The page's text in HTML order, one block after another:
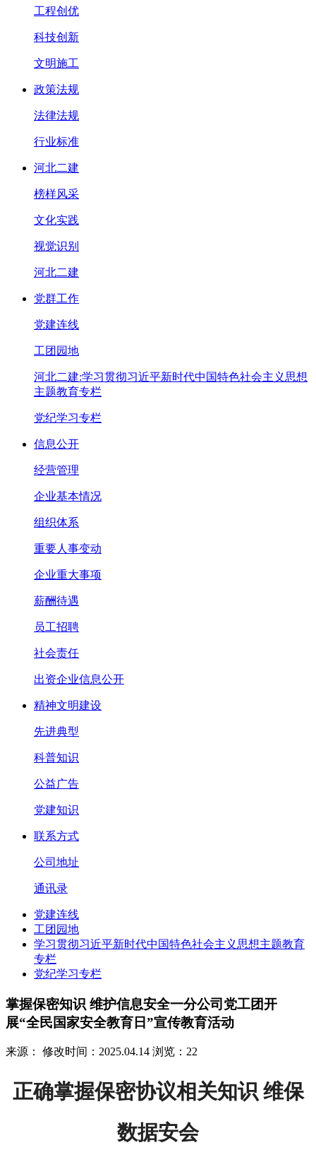
工程创优
科技创新
文明施工
政策法规
法律法规
行业标准
河北二建
榜样风采
文化实践
视觉识别
河北二建
党群工作
党建连线
工团园地
河北二建:学习贯彻习近平新时代中国特色社会主义思想
主题教育专栏
党纪学习专栏
信息公开
经营管理
企业基本情况
组织体系
重要人事变动
企业重大事项
薪酬待遇
员工招聘
社会责任
出资企业信息公开
精神文明建设
先进典型
科普知识
公益广告
党建知识
联系方式
公司地址
通讯录
党建连线
工团园地
学习贯彻习近平新时代中国特色社会主义思想主题教育
专栏
党纪学习专栏
掌握保密知识 维护信息安全一分公司党工团开
展“全民国家安全教育日”宣传教育活动
来源： 修改时间：2025.04.14 浏览：22
正确掌握保密协议相关知识 维保
数据安会